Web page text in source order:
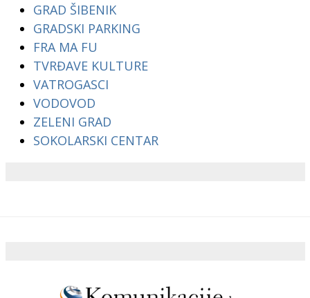
GRAD ŠIBENIK
GRADSKI PARKING
FRA MA FU
TVRĐAVE KULTURE
VATROGASCI
VODOVOD
ZELENI GRAD
SOKOLARSKI CENTAR